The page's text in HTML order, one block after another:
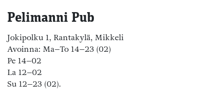
Pelimanni Pub
Jokipolku 1, Rantakylä, Mikkeli
Avoinna: Ma–To 14–23 (02)
Pe 14–02
La 12–02
Su 12–23 (02).